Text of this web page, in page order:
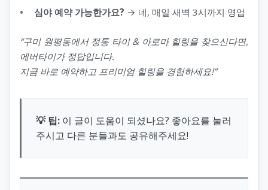
심야 예약 가능한가요? → 네, 매일 새벽 3시까지 영업
“구미 원평동에서 정통 타이 & 아로마 힐링을 찾으신다면,
에버타이가 정답입니다.
지금 바로 예약하고 프리미엄 힐링을 경험하세요!”
💡 팁: 이 글이 도움이 되셨나요? 좋아요를 눌러
주시고 다른 분들과도 공유해주세요!